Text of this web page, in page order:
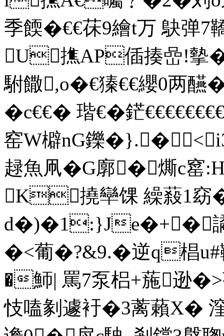
季餪�€€茠9繪t万 
U撨AP偛揍嵒!摰
駙饊,o�€獉€€纓0两醼
�c€€� 瑎€�鋩
窑W檘nG鑠�
趢魚凧�G廓�燍c
K撓卛馃 繰蔱1窈
d�)�1:}Je�+�譎
�<葡�?&9.�逆q椙
�魳| 罵7泵梠+葹逊
忮嗑剶遽衧�3蓠藾